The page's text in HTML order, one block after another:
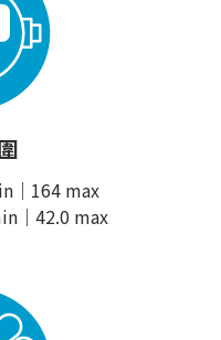
｜164 max
｜42.0 max